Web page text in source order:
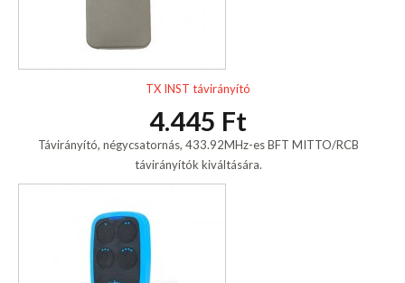
TX INST távirányító
4.445 Ft
Távirányító, négycsatornás, 433.92MHz-es BFT MITTO/RCB
távirányítók kiváltására.